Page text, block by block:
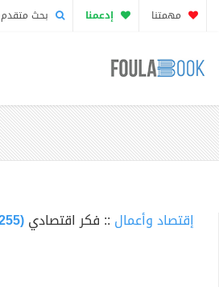
مهمتنا إدعمنا بحث متقدم
إقتصاد وأعمال :: فكر اقتصادي(255)